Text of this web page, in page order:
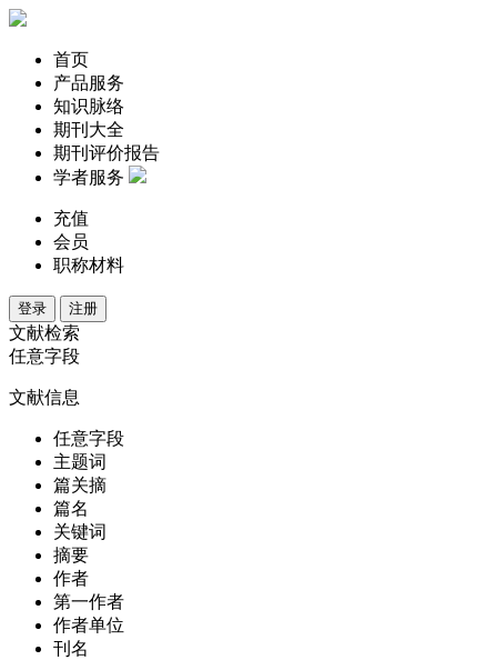
首页
产品服务
知识脉络
期刊大全
期刊评价报告
学者服务
充值
会员
职称材料
登录 注册
文献检索
任意字段
文献信息
任意字段
主题词
篇关摘
篇名
关键词
摘要
作者
第一作者
作者单位
刊名